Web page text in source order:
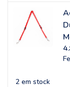
2 em stock